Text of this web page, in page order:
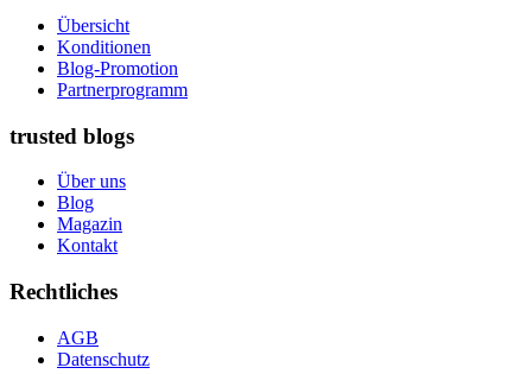
Übersicht
Konditionen
Blog-Promotion
Partnerprogramm
trusted blogs
Über uns
Blog
Magazin
Kontakt
Rechtliches
AGB
Datenschutz